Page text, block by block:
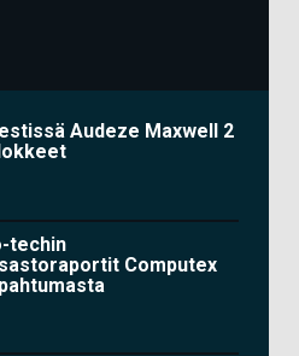
Audeze Maxwell 2
techin
Computex